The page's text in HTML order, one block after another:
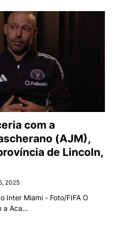
com a
(AJM),
de Lincoln,
2025
Inter Miami - Foto/FIFA O
a Aca…